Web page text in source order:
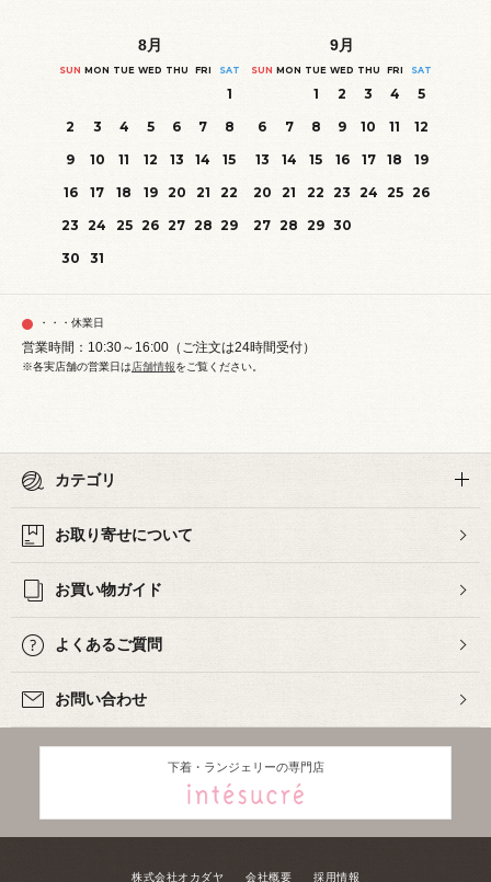
8月
SUN MON TUE WED THU FRI SAT
1
2
3 4 5 6 7
8
9
10 11 12 13 14
15
16
17 18 19 20 21
22
23 24 25 26 27 28 29
30
31
9月
SUN MON TUE WED THU FRI SAT
1 2 3 4
5
6
7 8 9 10 11
12
13
14 15 16 17 18
19
20
21 22 23 24 25 26
27 28 29 30
・・・休業日
営業時間：10:30～16:00（ご注文は24時間受付）
※各実店舗の営業日は店舗情報をご覧ください。
カテゴリ
お取り寄せについて
お買い物ガイド
よくあるご質問
お問い合わせ
下着・ランジェリーの専門店
株式会社オカダヤ 会社概要 採用情報